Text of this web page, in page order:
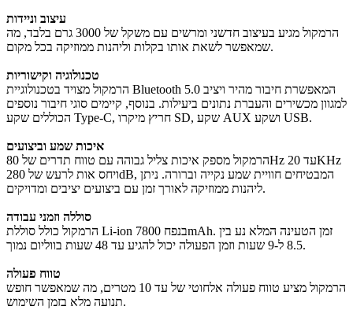
עיצוב וניידות
הרמקול מגיע בעיצוב חדשני ומרשים עם משקל של 3000 גרם בלבד, מה
שמאפשר לשאת אותו בקלות וליהנות ממוזיקה בכל מקום.
טכנולוגיה וקישוריות
הרמקול מצויד בטכנולוגיית Bluetooth 5.0 המאפשרת חיבור מהיר ויציב
למגוון מכשירים והעברת נתונים ביעילות. בנוסף, קיימים סוגי חיבור נוספים
הכוללים שקע Type-C, חריץ מיקרו SD, שקע AUX ושקע USB.
איכות שמע וביצועים
הרמקול מספק איכות צליל גבוהה עם טווח תדרים של 80Hz עד 20KHz
ויחס אות לרעש של 280dB, המבטיחים חוויית שמע נקייה וברורה. ניתן
ליהנות ממוזיקה לאורך זמן עם ביצועים יציבים ומדויקים.
סוללה וזמני עבודה
הרמקול כולל סוללת Li-ion בנפח 7800mAh. זמן הטעינה המלא נע בין
8.5 ל-9 שעות וזמן הפעולה יכול להגיע עד 48 שעות בווליום נמוך.
טווח פעולה
הרמקול מציע טווח פעולה אלחוטי של עד 10 מטרים, מה שמאפשר חופש
תנועה מלא בזמן השימוש.